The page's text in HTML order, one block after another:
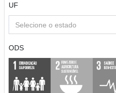
UF
Selecione o estado
ODS